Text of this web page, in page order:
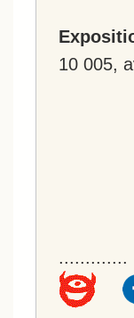
10 005,
.............